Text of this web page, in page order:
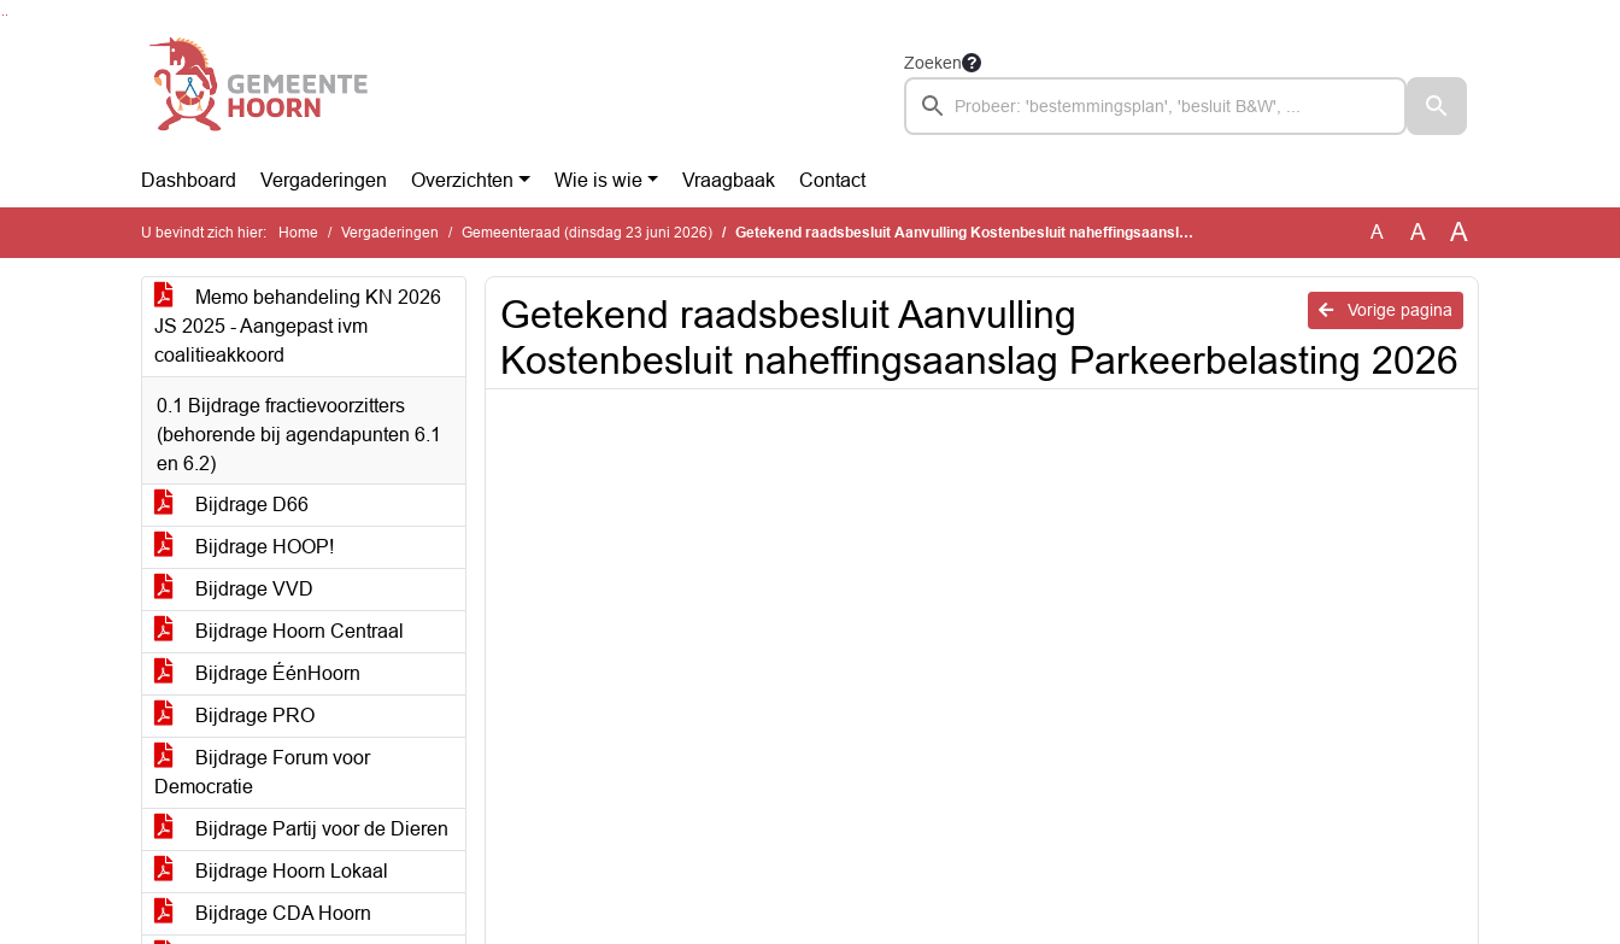
Zoeken
Dashboard Vergaderingen Overzichten Wie is wie Vraagbaak Contact
U bevindt zich hier: Home Vergaderingen Gemeenteraad (dinsdag 23 juni 2026) Getekend raadsbesluit Aanvulling Kostenbesluit naheffingsaanslag Parkeerbelasting 2026 A A A
Memo behandeling KN 2026
JS 2025 - Aangepast ivm
coalitieakkoord
0.1 Bijdrage fractievoorzitters
(behorende bij agendapunten 6.1
en 6.2)
Bijdrage D66
Bijdrage HOOP!
Bijdrage VVD
Bijdrage Hoorn Centraal
Bijdrage ÉénHoorn
Bijdrage PRO
Bijdrage Forum voor
Democratie
Bijdrage Partij voor de Dieren
Bijdrage Hoorn Lokaal
Bijdrage CDA Hoorn
Vorige pagina
Getekend raadsbesluit Aanvulling
Kostenbesluit naheffingsaanslag Parkeerbelasting 2026